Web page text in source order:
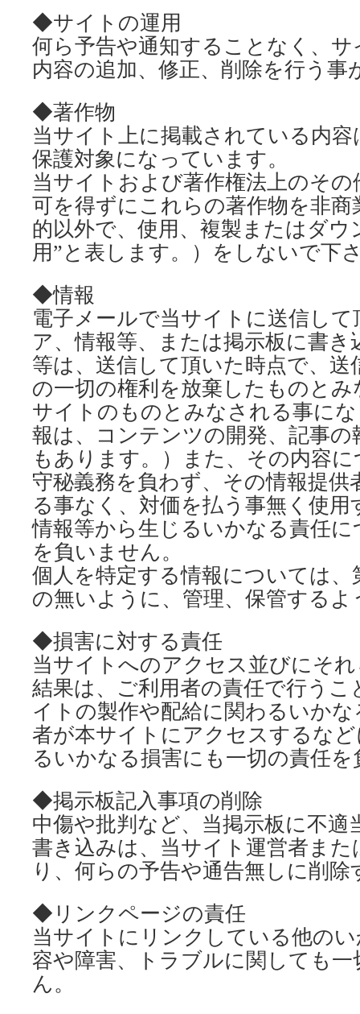
◆サイトの運用
何ら予告や通知することなく、
内容の追加、修正、削除を行う事
◆著作物
当サイト上に掲載されている内
保護対象になっています。
当サイトおよび著作権法上のそ
可を得ずにこれらの著作物を非商
的以外で、使用、複製またはダウ
用”と表します。）をしないで下
◆情報
電子メールで当サイトに送信し
ア、情報等、または掲示板に書
等は、送信して頂いた時点で、送
の一切の権利を放棄したものと
サイトのものとみなされる事に
報は、コンテンツの開発、記事
もあります。）また、その内容
守秘義務を負わず、その情報提供
る事なく、対価を払う事無く使
情報等から生じるいかなる責任
を負いません。
個人を特定する情報については、
の無いように、管理、保管する
◆損害に対する責任
当サイトへのアクセス並びにそ
結果は、ご利用者の責任で行う
イトの製作や配給に関わるいか
者が本サイトにアクセスするな
るいかなる損害にも一切の責任
◆掲示板記入事項の削除
中傷や批判など、当掲示板に不適
書き込みは、当サイト運営者ま
り、何らの予告や通告無しに削
◆リンクページの責任
当サイトにリンクしている他の
容や障害、トラブルに関しても
ん。